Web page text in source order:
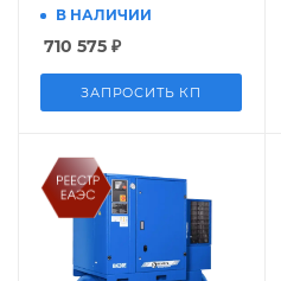
В НАЛИЧИИ
710 575 ₽
ЗАПРОСИТЬ КП